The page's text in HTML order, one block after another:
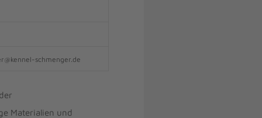
schmenger.de
Materialien und